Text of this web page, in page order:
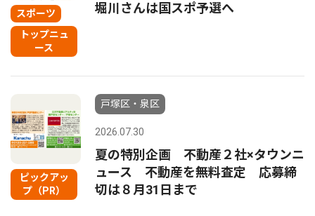
スポーツ
トップニュ
ース
堀川さんは国スポ予選へ
ピックアッ
プ（PR）
戸塚区・泉区
2026.07.30
夏の特別企画 不動産２社×タウンニ
ュース 不動産を無料査定 応募締
切は８月31日まで